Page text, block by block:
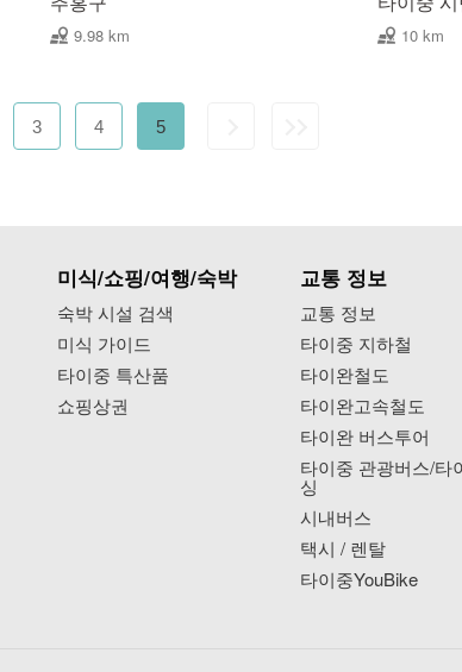
9.98 km 10 km
3 4 5
미식/쇼핑/여행/숙박
숙박 시설 검색
미식 가이드
타이중 특산품
쇼핑상권
교통 정보
교통 정보
타이중 지하철
타이완철도
타이완고속철도
타이완 버스투어
타이중 관광버스/타
싱
시내버스
택시 / 렌탈
타이중YouBike